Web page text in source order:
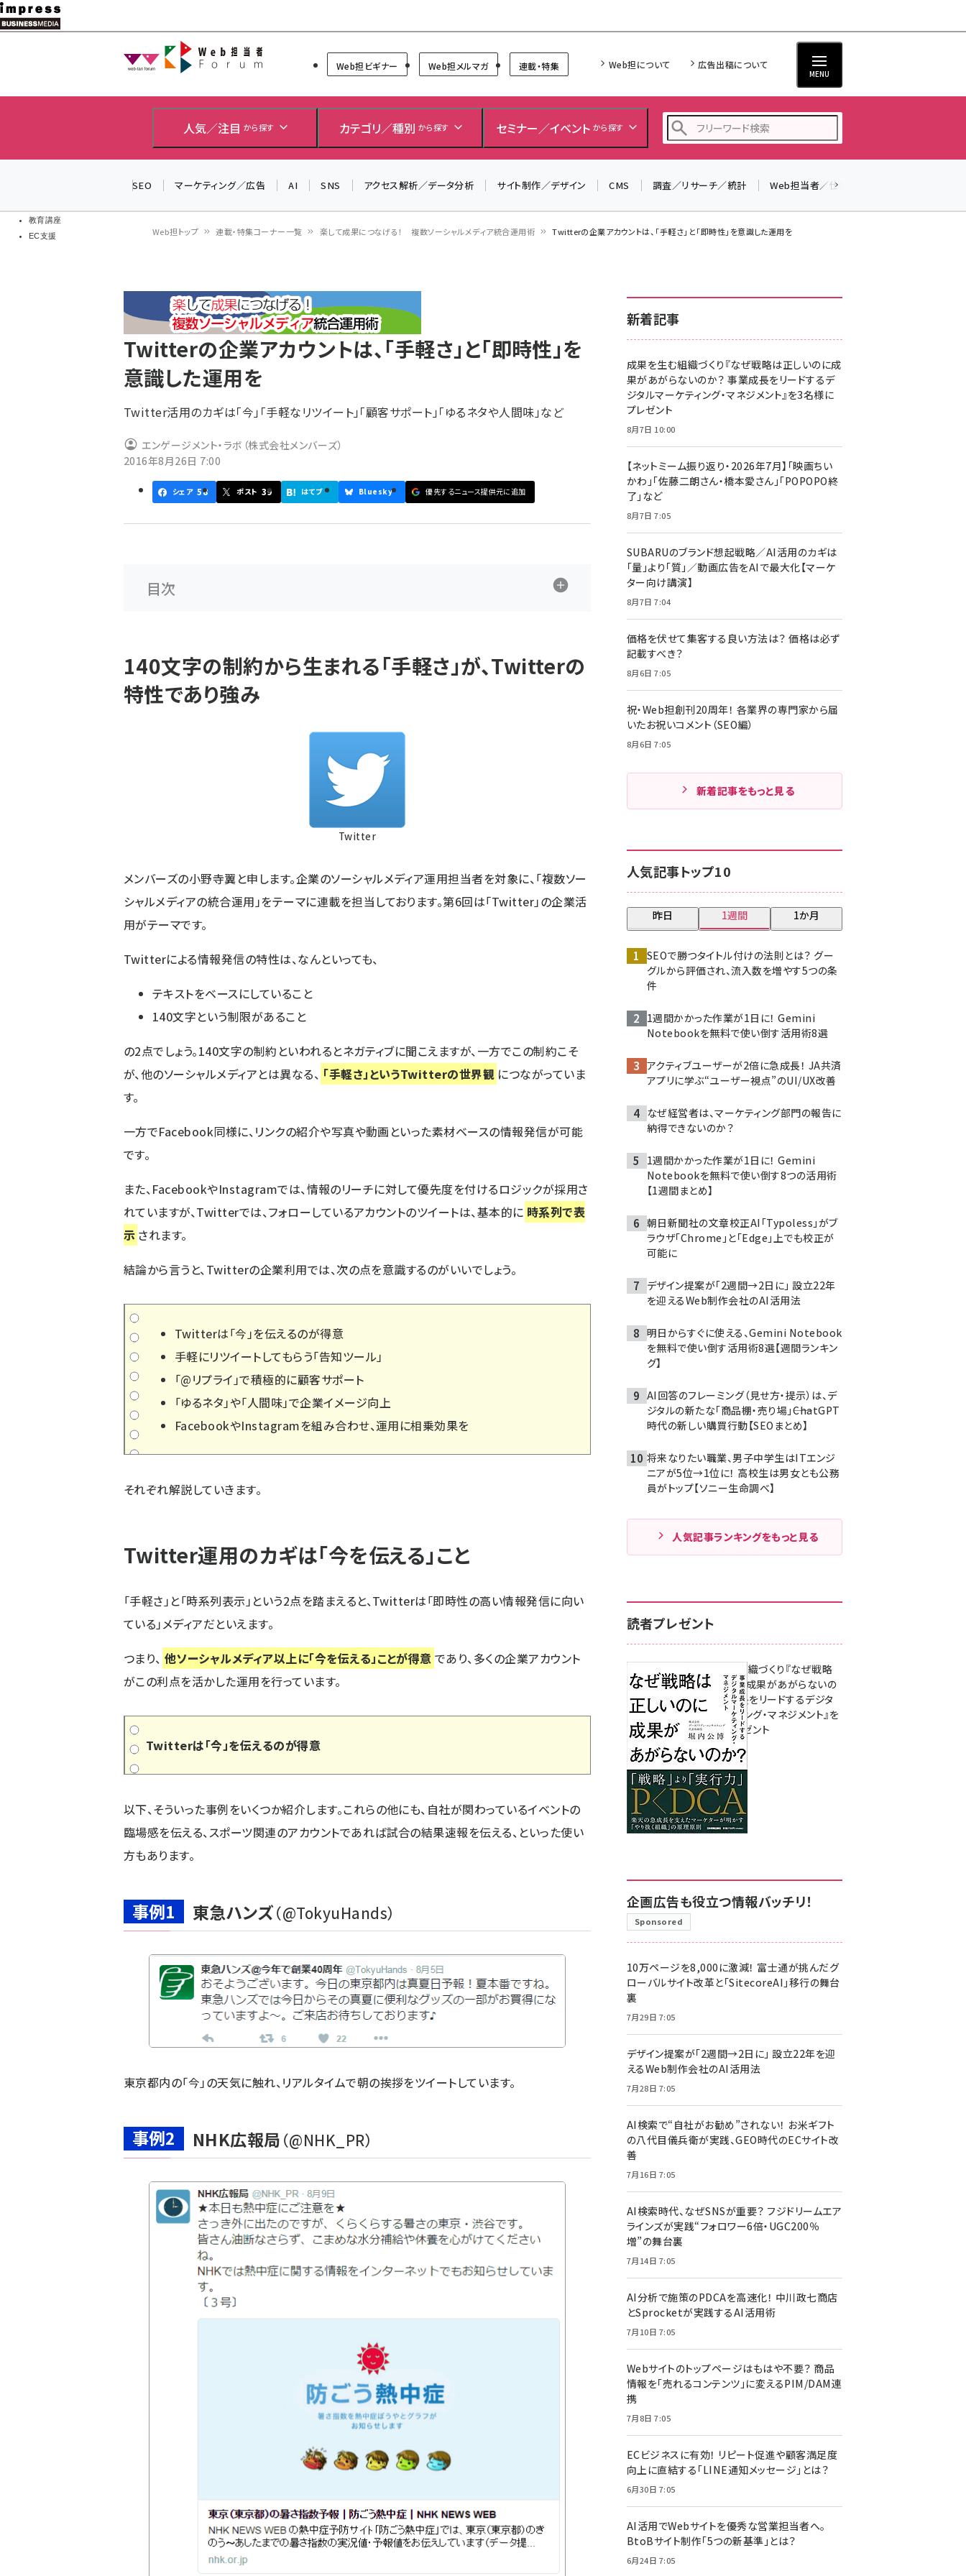
メ
イ
教育講座
EC支援
Web担当者Forum
Web担ビギナー Web担メルマガ 連載・特集 Web担について 広告出稿について
MENU
人気／注目 から探す カテゴリ／種別 から探す セミナー／イベント から探す
ai (2811)
z世代 (1623)
meo (1277)
llmo (1166)
SEO マーケティング／広告 AI SNS アクセス解析／データ分析 サイト制作／デザイン CMS 調査／リサーチ／統計 Web担当者／仕事
ン
く
ず
Web担トップ 連載・特集コーナー一覧 楽して成果につなげる！ 複数ソーシャルメディア統合運用術 Twitterの企業アカウントは、「手軽さ」と「即時性」を意識した運用を
Twitterの企業アカウントは、「手軽さ」と「即時性」を
意識した運用を
Twitter活用のカギは「今」「手軽なリツイート」「顧客サポート」「ゆるネタや人間味」など
エンゲージメント・ラボ（株式会社メンバーズ）
2016年8月26日 7:00
シェア 58 ポスト 39 はてブ Bluesky 優先するニュース提供元に追加
目次
140文字の制約から生まれる「手軽さ」が、Twitterの
特性であり強み
Twitter
メンバーズの小野寺翼と申します。企業のソーシャルメディア運用担当者を対象に、「複数ソー
シャルメディアの統合運用」をテーマに連載を担当しております。第6回は「Twitter」の企業活
用がテーマです。
Twitterによる情報発信の特性は、なんといっても、
テキストをベースにしていること
140文字という制限があること
の2点でしょう。140文字の制約といわれるとネガティブに聞こえますが、一方でこの制約こそ
が、他のソーシャルメディアとは異なる、 「手軽さ」というTwitterの世界観 につながっていま
す。
一方でFacebook同様に、リンクの紹介や写真や動画といった素材ベースの情報発信が可能
です。
また、FacebookやInstagramでは、情報のリーチに対して優先度を付けるロジックが採用さ
れていますが、Twitterでは、フォローしているアカウントのツイートは、基本的に 時系列で表
示 されます。
結論から言うと、Twitterの企業利用では、次の点を意識するのがいいでしょう。
Twitterは「今」を伝えるのが得意
手軽にリツイートしてもらう「告知ツール」
「@リプライ」で積極的に顧客サポート
「ゆるネタ」や「人間味」で企業イメージ向上
FacebookやInstagramを組み合わせ、運用に相乗効果を
それぞれ解説していきます。
Twitter運用のカギは「今を伝える」こと
「手軽さ」と「時系列表示」という2点を踏まえると、Twitterは「即時性の高い情報発信に向い
ている」メディアだといえます。
つまり、 他ソーシャルメディア以上に「今を伝える」ことが得意 であり、多くの企業アカウント
がこの利点を活かした運用を行っています。
Twitterは「今」を伝えるのが得意
以下、そういった事例をいくつか紹介します。これらの他にも、自社が関わっているイベントの
臨場感を伝える、スポーツ関連のアカウントであれば試合の結果速報を伝える、といった使い
方もあります。
事例1 東急ハンズ（@TokyuHands）
東京都内の「今」の天気に触れ、リアルタイムで朝の挨拶をツイートしています。
事例2 NHK広報局 （@NHK_PR）
新着記事
成果を生む組織づくり『なぜ戦略は正しいのに成
果があがらないのか？ 事業成長をリードするデ
ジタルマーケティング・マネジメント』を3名様に
プレゼント
8月7日 10:00
【ネットミーム振り返り・2026年7月】「映画ちい
かわ」「佐藤二朗さん・橋本愛さん」「POPOPO終
了」など
8月7日 7:05
SUBARUのブランド想起戦略／AI活用のカギは
「量」より「質」／動画広告をAIで最大化【マーケ
ター向け講演】
8月7日 7:04
価格を伏せて集客する良い方法は？ 価格は必ず
記載すべき？
8月6日 7:05
祝・Web担創刊20周年！ 各業界の専門家から届
いたお祝いコメント（SEO編）
8月6日 7:05
新着記事をもっと見る
人気記事トップ10
昨日 1週間 1か月
SEOで勝つタイトル付けの法則とは？ グー
グルから評価され、流入数を増やす5つの条
件
1週間かかった作業が1日に！ Gemini
Notebookを無料で使い倒す活用術8選
アクティブユーザーが2倍に急成長！ JA共済
アプリに学ぶ“ユーザー視点”のUI/UX改善
なぜ経営者は、マーケティング部門の報告に
納得できないのか？
1週間かかった作業が1日に！ Gemini
Notebookを無料で使い倒す8つの活用術
【1週間まとめ】
朝日新聞社の文章校正AI「Typoless」がブ
ラウザ「Chrome」と「Edge」上でも校正が
可能に
デザイン提案が「2週間→2日に」 設立22年
を迎えるWeb制作会社のAI活用法
明日からすぐに使える、Gemini Notebook
を無料で使い倒す活用術8選【週間ランキン
グ】
AI回答のフレーミング（見せ方・提示）は、デ
ジタルの新たな「商品棚・売り場」――ChatGPT
時代の新しい購買行動【SEOまとめ】
将来なりたい職業、男子中学生はITエンジ
ニアが5位→1位に！ 高校生は男女とも公務
員がトップ【ソニー生命調べ】
人気記事ランキングをもっと見る
読者プレゼント
成果を生む組織づくり『なぜ戦略
は正しいのに成果があがらないの
か？ 事業成長をリードするデジタ
ルマーケティング・マネジメント』を
3名様にプレゼント
8月7日 10:00
企画広告も役立つ情報バッチリ！
Sponsored
10万ページを8,000に激減！ 富士通が挑んだグ
ローバルサイト改革と「SitecoreAI」移行の舞台
裏
7月29日 7:05
デザイン提案が「2週間→2日に」 設立22年を迎
えるWeb制作会社のAI活用法
7月28日 7:05
AI検索で“自社がお勧め”されない！ お米ギフト
の八代目儀兵衛が実践、GEO時代のECサイト改
善
7月16日 7:05
AI検索時代、なぜSNSが重要？ フジドリームエア
ラインズが実践“フォロワー6倍・UGC200％
増”の舞台裏
7月14日 7:05
AI分析で施策のPDCAを高速化！ 中川政七商店
とSprocketが実践するAI活用術
7月10日 7:05
Webサイトのトップページはもはや不要？ 商品
情報を「売れるコンテンツ」に変えるPIM/DAM連
携
7月8日 7:05
ECビジネスに有効！ リピート促進や顧客満足度
向上に直結する「LINE通知メッセージ」とは？
6月30日 7:05
AI活用でWebサイトを優秀な営業担当者へ。
BtoBサイト制作「5つの新基準」とは？
6月24日 7:05